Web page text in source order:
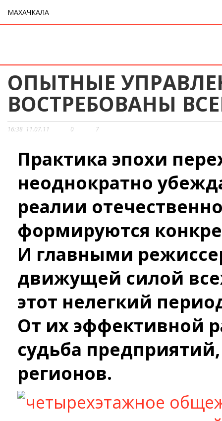
МАХАЧКАЛА
ОПЫТНЫЕ
ВОСТРЕБОВАНЫ
16:38 11.07.11 0 7
Практика эпохи
неоднократно
реалии
формируются
И главными
движущей силой
этот нелегкий
От их эффективной
судьба
регионов.